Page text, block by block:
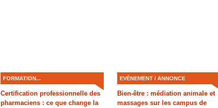
FORMATION...
Certification professionnelle des
pharmaciens : ce que change la
EVÈNEMENT / ANNONCE
Bien-être : médiation animale et
massages sur les campus de